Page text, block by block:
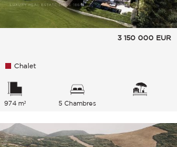
3 150 000 EUR
Chalet
974 m² 5 Chambres